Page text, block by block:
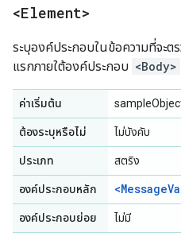
<Element>
ระบุองค์ประกอบในข้อความที่จะ
แรกภายใต้องค์ประกอบ <Body>
ค่าเริ่มต้น
ต้องระบุหรือไม่ ไม่บังคับ
ประเภท สตริง
องค์ประกอบหลัก
องค์ประกอบย่อย ไม่มี